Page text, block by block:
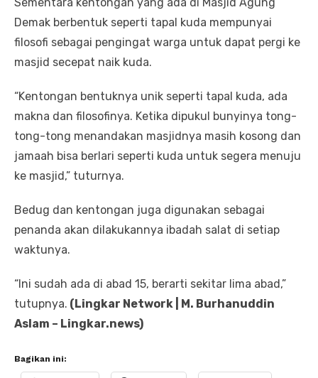
Demak berbentuk seperti tapal kuda mempunyai
filosofi sebagai pengingat warga untuk dapat pergi ke
masjid secepat naik kuda.
“Kentongan bentuknya unik seperti tapal kuda, ada
makna dan filosofinya. Ketika dipukul bunyinya tong-
tong-tong menandakan masjidnya masih kosong dan
jamaah bisa berlari seperti kuda untuk segera menuju
ke masjid,” tuturnya.
Bedug dan kentongan juga digunakan sebagai
penanda akan dilakukannya ibadah salat di setiap
waktunya.
“Ini sudah ada di abad 15, berarti sekitar lima abad,”
tutupnya. (Lingkar Network | M. Burhanuddin
Aslam – Lingkar.news)
Bagikan ini: